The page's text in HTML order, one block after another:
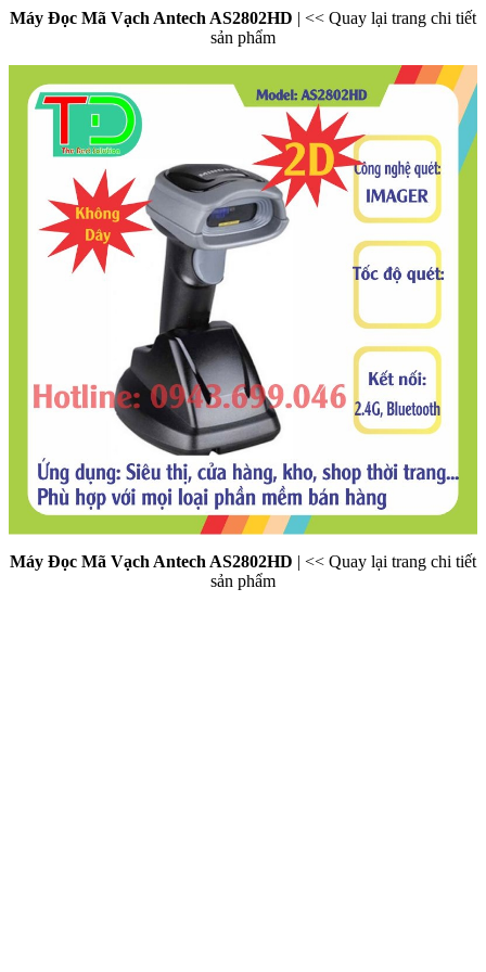
Máy Đọc Mã Vạch Antech AS2802HD | << Quay lại trang chi tiết
sản phẩm
Máy Đọc Mã Vạch Antech AS2802HD | << Quay lại trang chi tiết
sản phẩm